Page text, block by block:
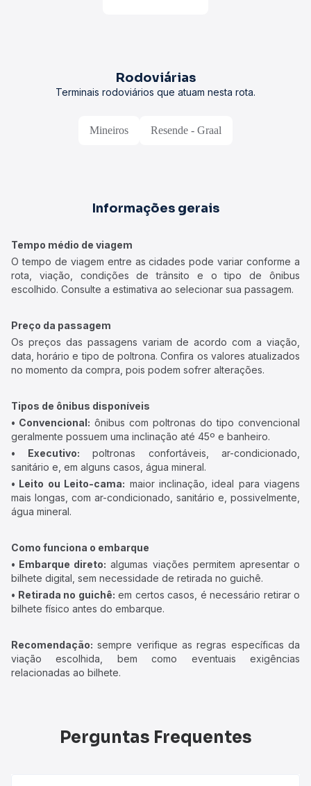
Rodoviárias
Terminais rodoviários que atuam nesta rota.
Mineiros Resende - Graal
Informações gerais
Tempo médio de viagem
O tempo de viagem entre as cidades pode variar conforme a
rota, viação, condições de trânsito e o tipo de ônibus
escolhido. Consulte a estimativa ao selecionar sua passagem.
Preço da passagem
Os preços das passagens variam de acordo com a viação,
data, horário e tipo de poltrona. Confira os valores atualizados
no momento da compra, pois podem sofrer alterações.
Tipos de ônibus disponíveis
• Convencional: ônibus com poltronas do tipo convencional
geralmente possuem uma inclinação até 45º e banheiro.
• Executivo: poltronas confortáveis, ar-condicionado,
sanitário e, em alguns casos, água mineral.
• Leito ou Leito-cama: maior inclinação, ideal para viagens
mais longas, com ar-condicionado, sanitário e, possivelmente,
água mineral.
Como funciona o embarque
• Embarque direto: algumas viações permitem apresentar o
bilhete digital, sem necessidade de retirada no guichê.
• Retirada no guichê: em certos casos, é necessário retirar o
bilhete físico antes do embarque.
Recomendação: sempre verifique as regras específicas da
viação escolhida, bem como eventuais exigências
relacionadas ao bilhete.
Perguntas Frequentes